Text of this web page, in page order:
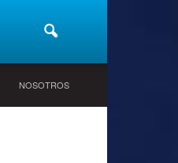
NOSOTROS